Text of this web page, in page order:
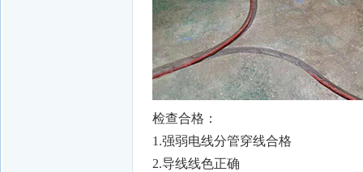
检查合格：
1.强弱电线分管穿线合格
2.导线线色正确